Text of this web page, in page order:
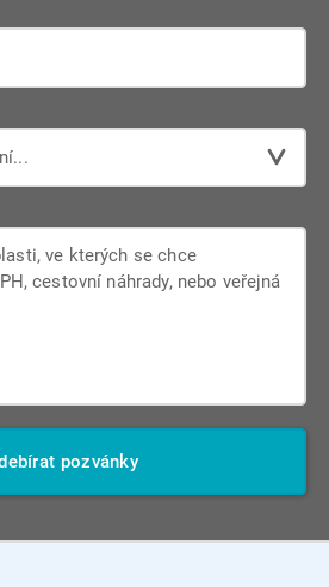
pozvánky